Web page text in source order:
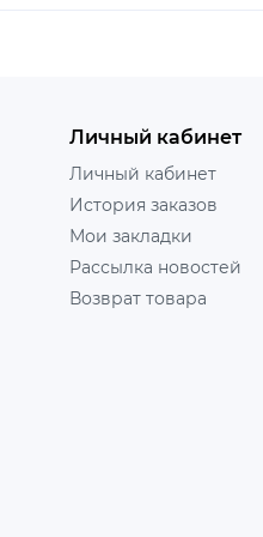
Личный кабинет
Личный кабинет
История заказов
Мои закладки
Рассылка новостей
Возврат товара